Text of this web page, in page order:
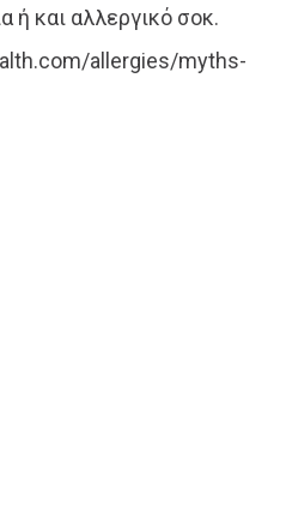
ή και αλλεργικό σοκ.
allergies/myths-